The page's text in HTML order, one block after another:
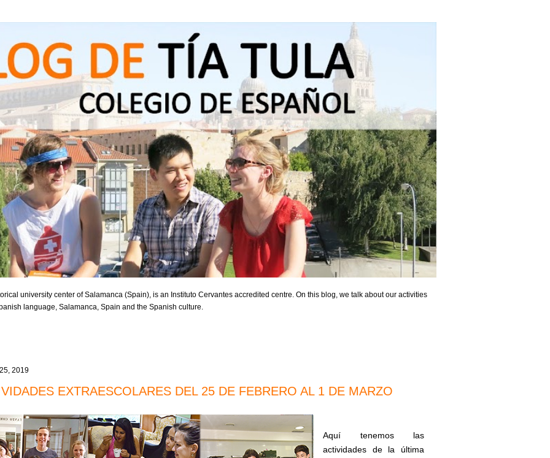
university center of Salamanca (Spain), is an Instituto Cervantes accredited centre. On this blog, we talk about our activities
language, Salamanca, Spain and the Spanish culture.
2019
EXTRAESCOLARES DEL 25 DE FEBRERO AL 1 DE MARZO
Aquí tenemos las
actividades de la última